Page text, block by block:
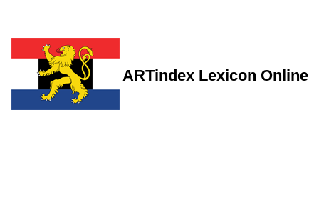
ARTindex Lexicon Online